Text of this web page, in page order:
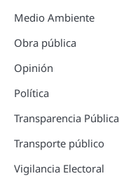
Medio Ambiente
Obra pública
Opinión
Política
Transparencia Pública
Transporte público
Vigilancia Electoral